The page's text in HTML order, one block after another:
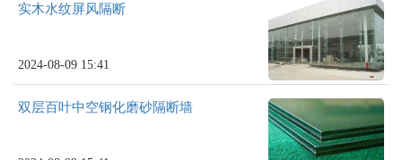
实木水纹屏风隔断
2024-08-09 15:41
双层百叶中空钢化磨砂隔断墙